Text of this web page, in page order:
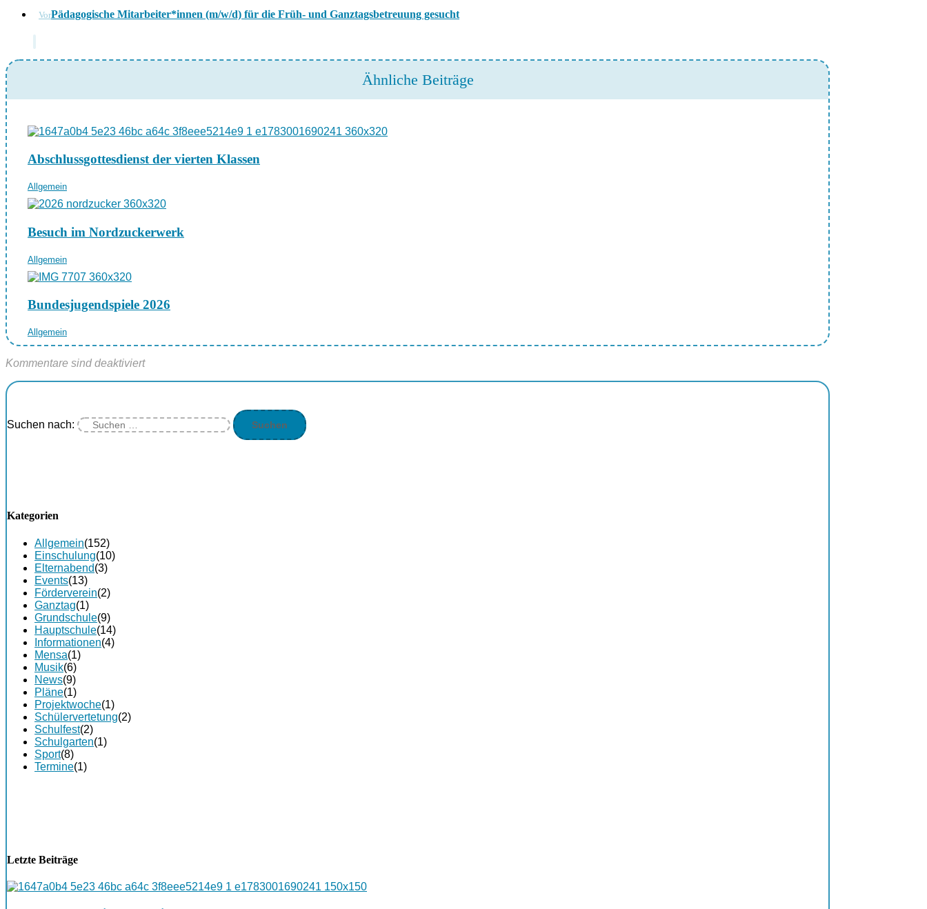
VorPädagogische Mitarbeiter*innen (m/w/d) für die Früh- und Ganztagsbetreuung gesucht
Ähnliche Beiträge
Abschlussgottesdienst der vierten Klassen
Allgemein
Besuch im Nordzuckerwerk
Allgemein
Bundesjugendspiele 2026
Allgemein
Kommentare sind deaktiviert
Suchen nach:
Kategorien
Allgemein(152)
Einschulung(10)
Elternabend(3)
Events(13)
Förderverein(2)
Ganztag(1)
Grundschule(9)
Hauptschule(14)
Informationen(4)
Mensa(1)
Musik(6)
News(9)
Pläne(1)
Projektwoche(1)
Schülervertetung(2)
Schulfest(2)
Schulgarten(1)
Sport(8)
Termine(1)
Letzte Beiträge